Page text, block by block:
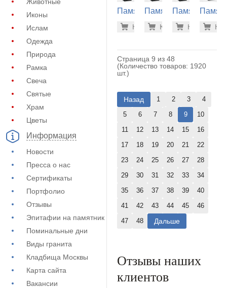
Иконы
Ислам
Одежда
Природа
Рамка
Свеча
Святые
Храм
Цветы
Информация
Новости
Пресса о нас
Сертификаты
Портфолио
Отзывы
Эпитафии на памятник
Поминальные дни
Виды гранита
Кладбища Москвы
Карта сайта
Вакансии
Памятник
гранита
-7% 30.000
Купить
Памятник
гранита
-7%
Купить
Памятник
гранита
-
Купить
Страница 9 из 48
(Количество товаров: 1920
шт.)
Назад 1 2 3
4
5
6 7 8 9
10
11
12 13 14 15
16
17
18 19 20 21
22
23
24 25 26 27
28
29
30 31 32 33
34
35
36 37 38 39
40
41
42 43 44 45
46
47
48 Дальше
Отзывы наших
клиентов